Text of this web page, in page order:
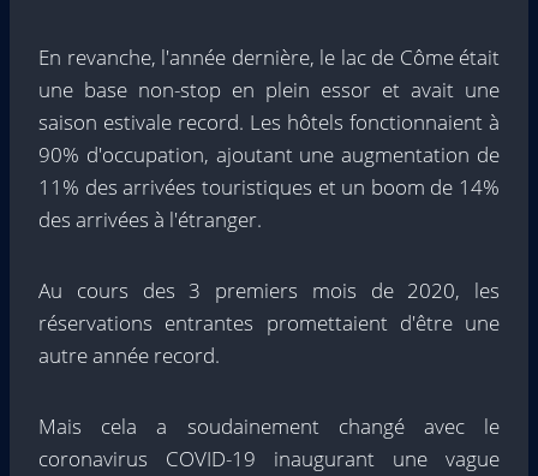
En revanche, l'année dernière, le lac de Côme était
une base non-stop en plein essor et avait une
saison estivale record. Les hôtels fonctionnaient à
90% d'occupation, ajoutant une augmentation de
11% des arrivées touristiques et un boom de 14%
des arrivées à l'étranger.
Au cours des 3 premiers mois de 2020, les
réservations entrantes promettaient d'être une
autre année record.
Mais cela a soudainement changé avec le
coronavirus COVID-19 inaugurant une vague